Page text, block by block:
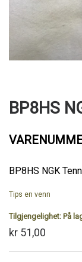
BP8HS
BP8HS NGK
Tips en venn
Tilgjengelighet: På
kr 51,00